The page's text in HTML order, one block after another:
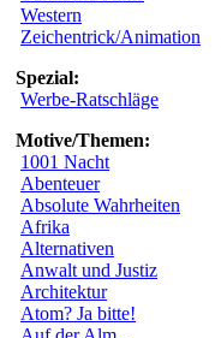
Western
Zeichentrick/Animation
Spezial:
Werbe-Ratschläge
Motive/Themen:
1001 Nacht
Abenteuer
Absolute Wahrheiten
Afrika
Alternativen
Anwalt und Justiz
Architektur
Atom? Ja bitte!